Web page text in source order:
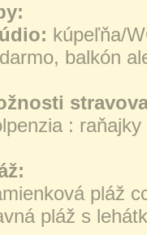
kúpeľňa/
balkón
:
pláž
pláž s